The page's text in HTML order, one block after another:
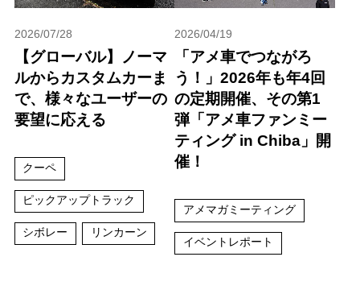
2026/07/28
【グローバル】ノーマ
ルからカスタムカーま
で、様々なユーザーの
要望に応える
クーペ
ピックアップトラック
シボレー リンカーン
2026/04/19
「アメ車でつながろ
う！」2026年も年4回
の定期開催、その第1
弾「アメ車ファンミー
ティング in Chiba」開
催！
アメマガミーティング
イベントレポート